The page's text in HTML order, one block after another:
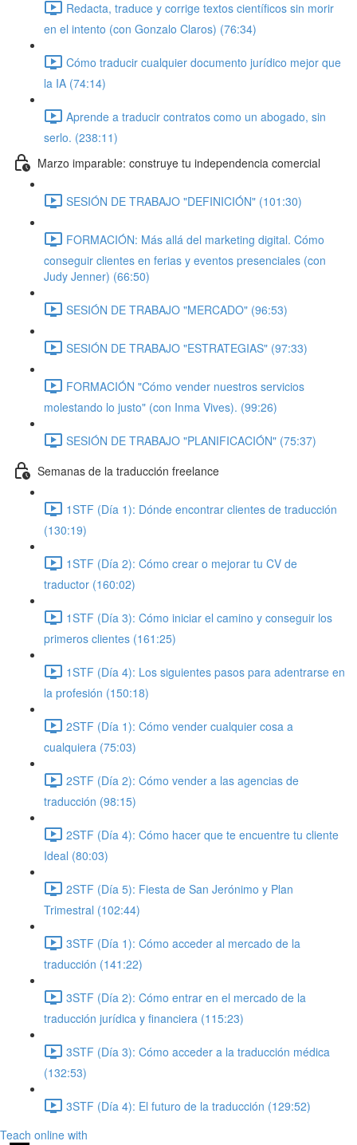
Redacta, traduce y corrige textos científicos sin morir
en el intento (con Gonzalo Claros) (76:34)
Cómo traducir cualquier documento jurídico mejor que
la IA (74:14)
Aprende a traducir contratos como un abogado, sin
serlo. (238:11)
Marzo imparable: construye tu independencia comercial
SESIÓN DE TRABAJO "DEFINICIÓN" (101:30)
FORMACIÓN: Más allá del marketing digital. Cómo
conseguir clientes en ferias y eventos presenciales (con
Judy Jenner) (66:50)
SESIÓN DE TRABAJO "MERCADO" (96:53)
SESIÓN DE TRABAJO "ESTRATEGIAS" (97:33)
FORMACIÓN "Cómo vender nuestros servicios
molestando lo justo" (con Inma Vives). (99:26)
SESIÓN DE TRABAJO "PLANIFICACIÓN" (75:37)
Semanas de la traducción freelance
1STF (Día 1): Dónde encontrar clientes de traducción
(130:19)
1STF (Día 2): Cómo crear o mejorar tu CV de
traductor (160:02)
1STF (Día 3): Cómo iniciar el camino y conseguir los
primeros clientes (161:25)
1STF (Día 4): Los siguientes pasos para adentrarse en
la profesión (150:18)
2STF (Día 1): Cómo vender cualquier cosa a
cualquiera (75:03)
2STF (Día 2): Cómo vender a las agencias de
traducción (98:15)
2STF (Día 4): Cómo hacer que te encuentre tu cliente
Ideal (80:03)
2STF (Día 5): Fiesta de San Jerónimo y Plan
Trimestral (102:44)
3STF (Día 1): Cómo acceder al mercado de la
traducción (141:22)
3STF (Día 2): Cómo entrar en el mercado de la
traducción jurídica y financiera (115:23)
3STF (Día 3): Cómo acceder a la traducción médica
(132:53)
3STF (Día 4): El futuro de la traducción (129:52)
Teach online with